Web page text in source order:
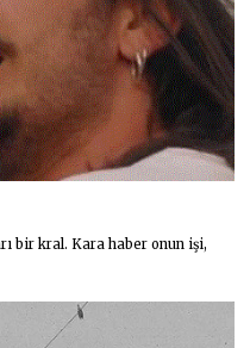
bir kral. Kara haber onun işi,